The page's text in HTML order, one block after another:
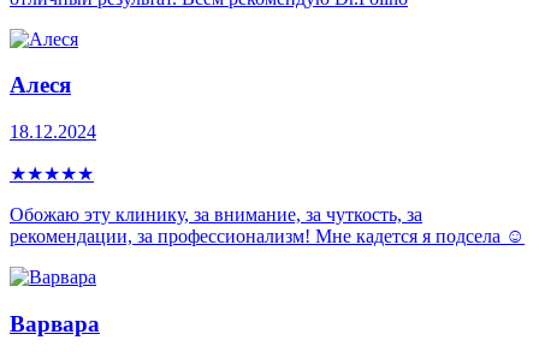
Алеся
18.12.2024
★★★★★
Обожаю эту клинику, за внимание, за чуткость, за
рекомендации, за профессионализм! Мне кадется я подсела ☺️
Варвара